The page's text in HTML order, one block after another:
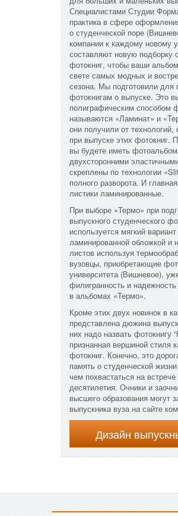
Специалистами Студии
практика в сфере
о студенческой поре
компании к каждому новому
составляют новую
фотокниг, чтобы ваши
свете самых модных и
сезона. Мы подготовили для
фотокнигам о выпуске. Это
полиграфическим способом
называются «Ламинат» и
они получили от
при выпуске этих фотокниг.
вы будете иметь
двухсторонними
скреплены по технологии
полного разворота. И
листики ламинированные.
При выборе «Термо» при
выпускного студенческого
используется мягкий
ламинированной обложкой и
листов используя
вузовцы, приобретающие
университета (Вишневое),
филигранность и
в альбомах «Термо».
Кроме этих двух новинок в
представлена дюжина
них надо назвать фотокнигу
признанная вершиной стиля
фотокниг. Конечно, это
память о студенческой
чем похвастаться на
десятилетия. Очники и
высшего образования могут
выпускника вуза на сайте
Дизайн